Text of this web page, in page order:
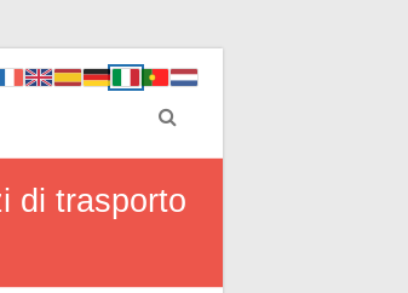
di trasporto